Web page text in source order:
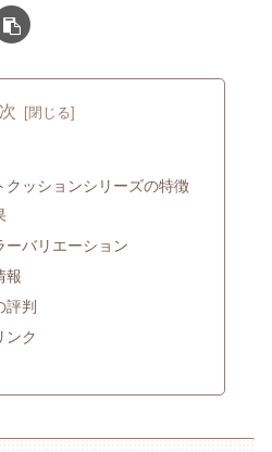
クッションシリーズの特徴
ーバリエーション
報
評判
ンク